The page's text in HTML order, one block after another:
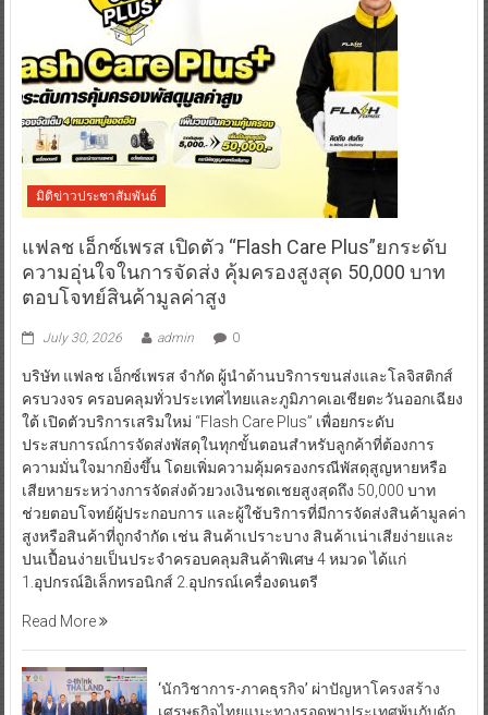
มิติข่าวประชาสัมพันธ์
แฟลช เอ็กซ์เพรส เปิดตัว “Flash Care Plus”ยกระดับ
ความอุ่นใจในการจัดส่ง คุ้มครองสูงสุด 50,000 บาท
ตอบโจทย์สินค้ามูลค่าสูง
July 30, 2026 admin 0
บริษัท แฟลช เอ็กซ์เพรส จำกัด ผู้นำด้านบริการขนส่งและโลจิสติกส์
ครบวงจร ครอบคลุมทั่วประเทศไทยและภูมิภาคเอเชียตะวันออกเฉียง
ใต้ เปิดตัวบริการเสริมใหม่ “Flash Care Plus” เพื่อยกระดับ
ประสบการณ์การจัดส่งพัสดุในทุกขั้นตอนสำหรับลูกค้าที่ต้องการ
ความมั่นใจมากยิ่งขึ้น โดยเพิ่มความคุ้มครองกรณีพัสดุสูญหายหรือ
เสียหายระหว่างการจัดส่งด้วยวงเงินชดเชยสูงสุดถึง 50,000 บาท
ช่วยตอบโจทย์ผู้ประกอบการ และผู้ใช้บริการที่มีการจัดส่งสินค้ามูลค่า
สูงหรือสินค้าที่ถูกจำกัด เช่น สินค้าเปราะบาง สินค้าเน่าเสียง่ายและ
ปนเปื้อนง่ายเป็นประจำครอบคลุมสินค้าพิเศษ 4 หมวด ได้แก่
1.อุปกรณ์อิเล็กทรอนิกส์ 2.อุปกรณ์เครื่องดนตรี
Read More
‘นักวิชาการ-ภาคธุรกิจ’ ผ่าปัญหาโครงสร้าง
เศรษฐกิจไทยแนะทางรอดพาประเทศพ้นกับดัก